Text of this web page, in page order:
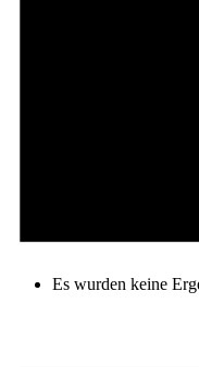
Es wurden keine